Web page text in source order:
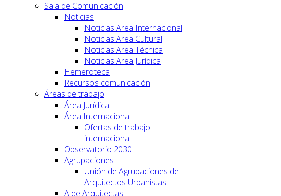
Sala de Comunicación
Noticias
Noticias Area Internacional
Noticias Area Cultural
Noticias Area Técnica
Noticias Area Jurídica
Hemeroteca
Recursos comunicación
Áreas de trabajo
Área Jurídica
Área Internacional
Ofertas de trabajo
internacional
Observatorio 2030
Agrupaciones
Unión de Agrupaciones de
Arquitectos Urbanistas
A de Arquitectas